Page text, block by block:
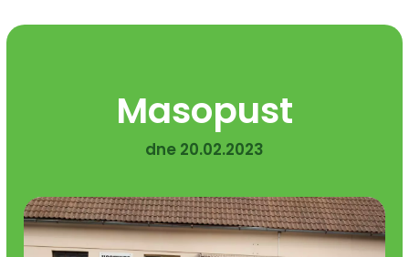
Masopust
dne 20.02.2023